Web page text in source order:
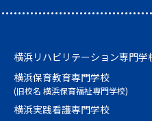
横浜リハビリテーション専門学
横浜保育教育専門学校
(旧校名 横浜保育福祉専門学校)
横浜実践看護専門学校